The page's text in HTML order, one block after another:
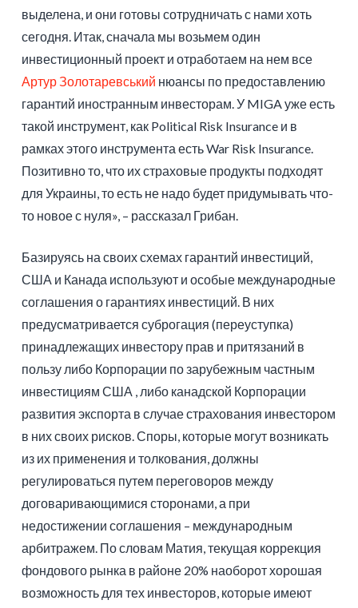
выделена, и они готовы сотрудничать с нами хоть
сегодня. Итак, сначала мы возьмем один
инвестиционный проект и отработаем на нем все
Артур Золотаревський нюансы по предоставлению
гарантий иностранным инвесторам. У MIGA уже есть
такой инструмент, как Political Risk Insurance и в
рамках этого инструмента есть War Risk Insurance.
Позитивно то, что их страховые продукты подходят
для Украины, то есть не надо будет придумывать что-
то новое с нуля», – рассказал Грибан.
Базируясь на своих схемах гарантий инвестиций,
США и Канада используют и особые международные
соглашения о гарантиях инвестиций. В них
предусматривается суброгация (переуступка)
принадлежащих инвестору прав и притязаний в
пользу либо Корпорации по зарубежным частным
инвестициям США , либо канадской Корпорации
развития экспорта в случае страхования инвестором
в них своих рисков. Споры, которые могут возникать
из их применения и толкования, должны
регулироваться путем переговоров между
договаривающимися сторонами, а при
недостижении соглашения – международным
арбитражем. По словам Матия, текущая коррекция
фондового рынка в районе 20% наоборот хорошая
возможность для тех инвесторов, которые имеют